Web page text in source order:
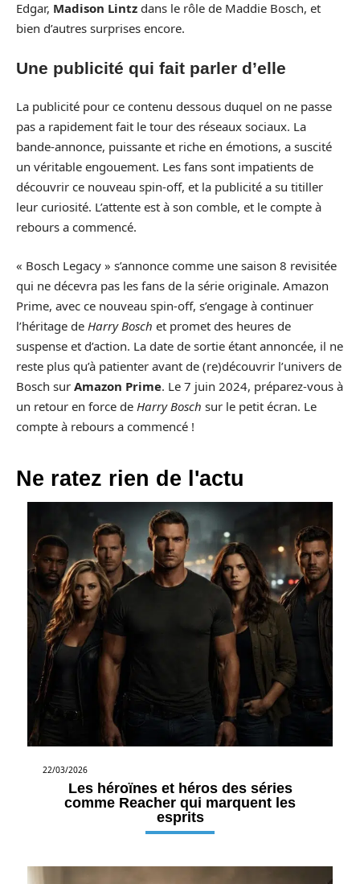
Edgar, Madison Lintz dans le rôle de Maddie Bosch, et
bien d’autres surprises encore.
Une publicité qui fait parler d’elle
La publicité pour ce contenu dessous duquel on ne passe
pas a rapidement fait le tour des réseaux sociaux. La
bande-annonce, puissante et riche en émotions, a suscité
un véritable engouement. Les fans sont impatients de
découvrir ce nouveau spin-off, et la publicité a su titiller
leur curiosité. L’attente est à son comble, et le compte à
rebours a commencé.
« Bosch Legacy » s’annonce comme une saison 8 revisitée
qui ne décevra pas les fans de la série originale. Amazon
Prime, avec ce nouveau spin-off, s’engage à continuer
l’héritage de Harry Bosch et promet des heures de
suspense et d’action. La date de sortie étant annoncée, il ne
reste plus qu’à patienter avant de (re)découvrir l’univers de
Bosch sur Amazon Prime. Le 7 juin 2024, préparez-vous à
un retour en force de Harry Bosch sur le petit écran. Le
compte à rebours a commencé !
Ne ratez rien de l'actu
22/03/2026
Les héroïnes et héros des séries
comme Reacher qui marquent les
esprits